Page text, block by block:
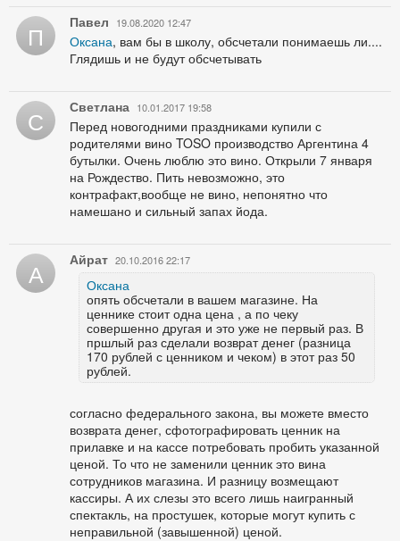
П Павел 19.08.2020 12:47
Оксана, вам бы в школу, обсчетали понимаешь ли....
Глядишь и не будут обсчетывать
С Светлана 10.01.2017 19:58
Перед новогодними праздниками купили с
родителями вино TOSO производство Аргентина 4
бутылки. Очень люблю это вино. Открыли 7 января
на Рождество. Пить невозможно, это
контрафакт,вообще не вино, непонятно что
намешано и сильный запах йода.
А Айрат 20.10.2016 22:17
Оксана
опять обсчетали в вашем магазине. На
ценнике стоит одна цена , а по чеку
совершенно другая и это уже не первый раз. В
пршлый раз сделали возврат денег (разница
170 рублей с ценником и чеком) в этот раз 50
рублей.
согласно федерального закона, вы можете вместо
возврата денег, сфотографировать ценник на
прилавке и на кассе потребовать пробить указанной
ценой. То что не заменили ценник это вина
сотрудников магазина. И разницу возмещают
кассиры. А их слезы это всего лишь наигранный
спектакль, на простушек, которые могут купить с
неправильной (завышенной) ценой.